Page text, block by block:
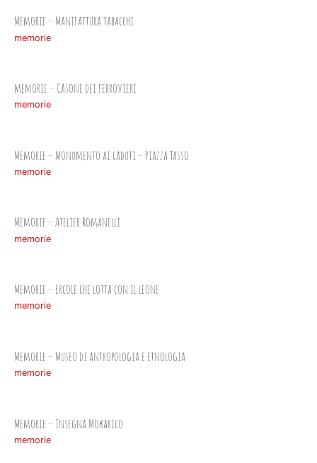
Memorie – Manifattura tabacchi
memorie
memorie – Casone dei ferrovieri
memorie
Memorie – Monumento ai caduti – Piazza Tasso
memorie
Memorie – Atelier Romanelli
memorie
Memorie – Ercole che lotta con il leone
memorie
Memorie – Museo di antropologia e etnologia
memorie
Memorie – Insegna Mokarico
memorie